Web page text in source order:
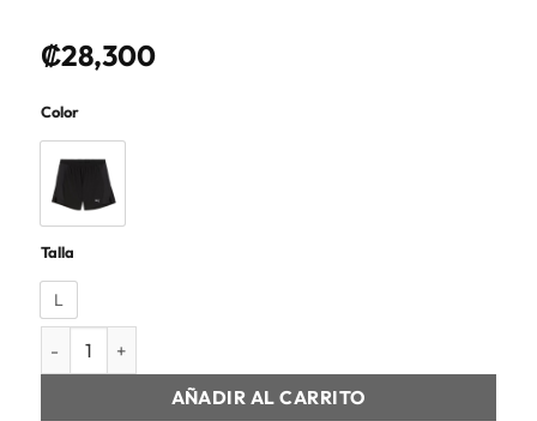
₡28,300
Color
Talla
L
SHORT HOMBRE M RUN VELOCITY 5 SHORT cantidad
AÑADIR AL CARRITO